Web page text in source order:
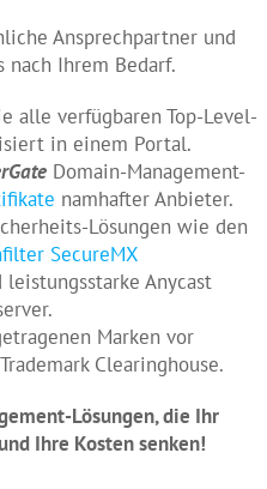
Ansprechpartner und
Ihrem Bedarf.
alle verfügbaren Top-Level-
in einem Portal.
Domain-Management-
namhafter Anbieter.
Lösungen wie den
SecureMX
Anycast
Marken vor
Clearinghouse.
Lösungen, die Ihr
Ihre Kosten senken!